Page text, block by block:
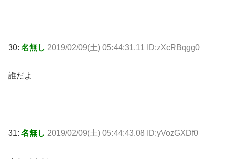
30: 名無し 2019/02/09(土) 05:44:31.11 ID:zXcRBqgg0
誰だよ
31: 名無し 2019/02/09(土) 05:44:43.08 ID:yVozGXDf0